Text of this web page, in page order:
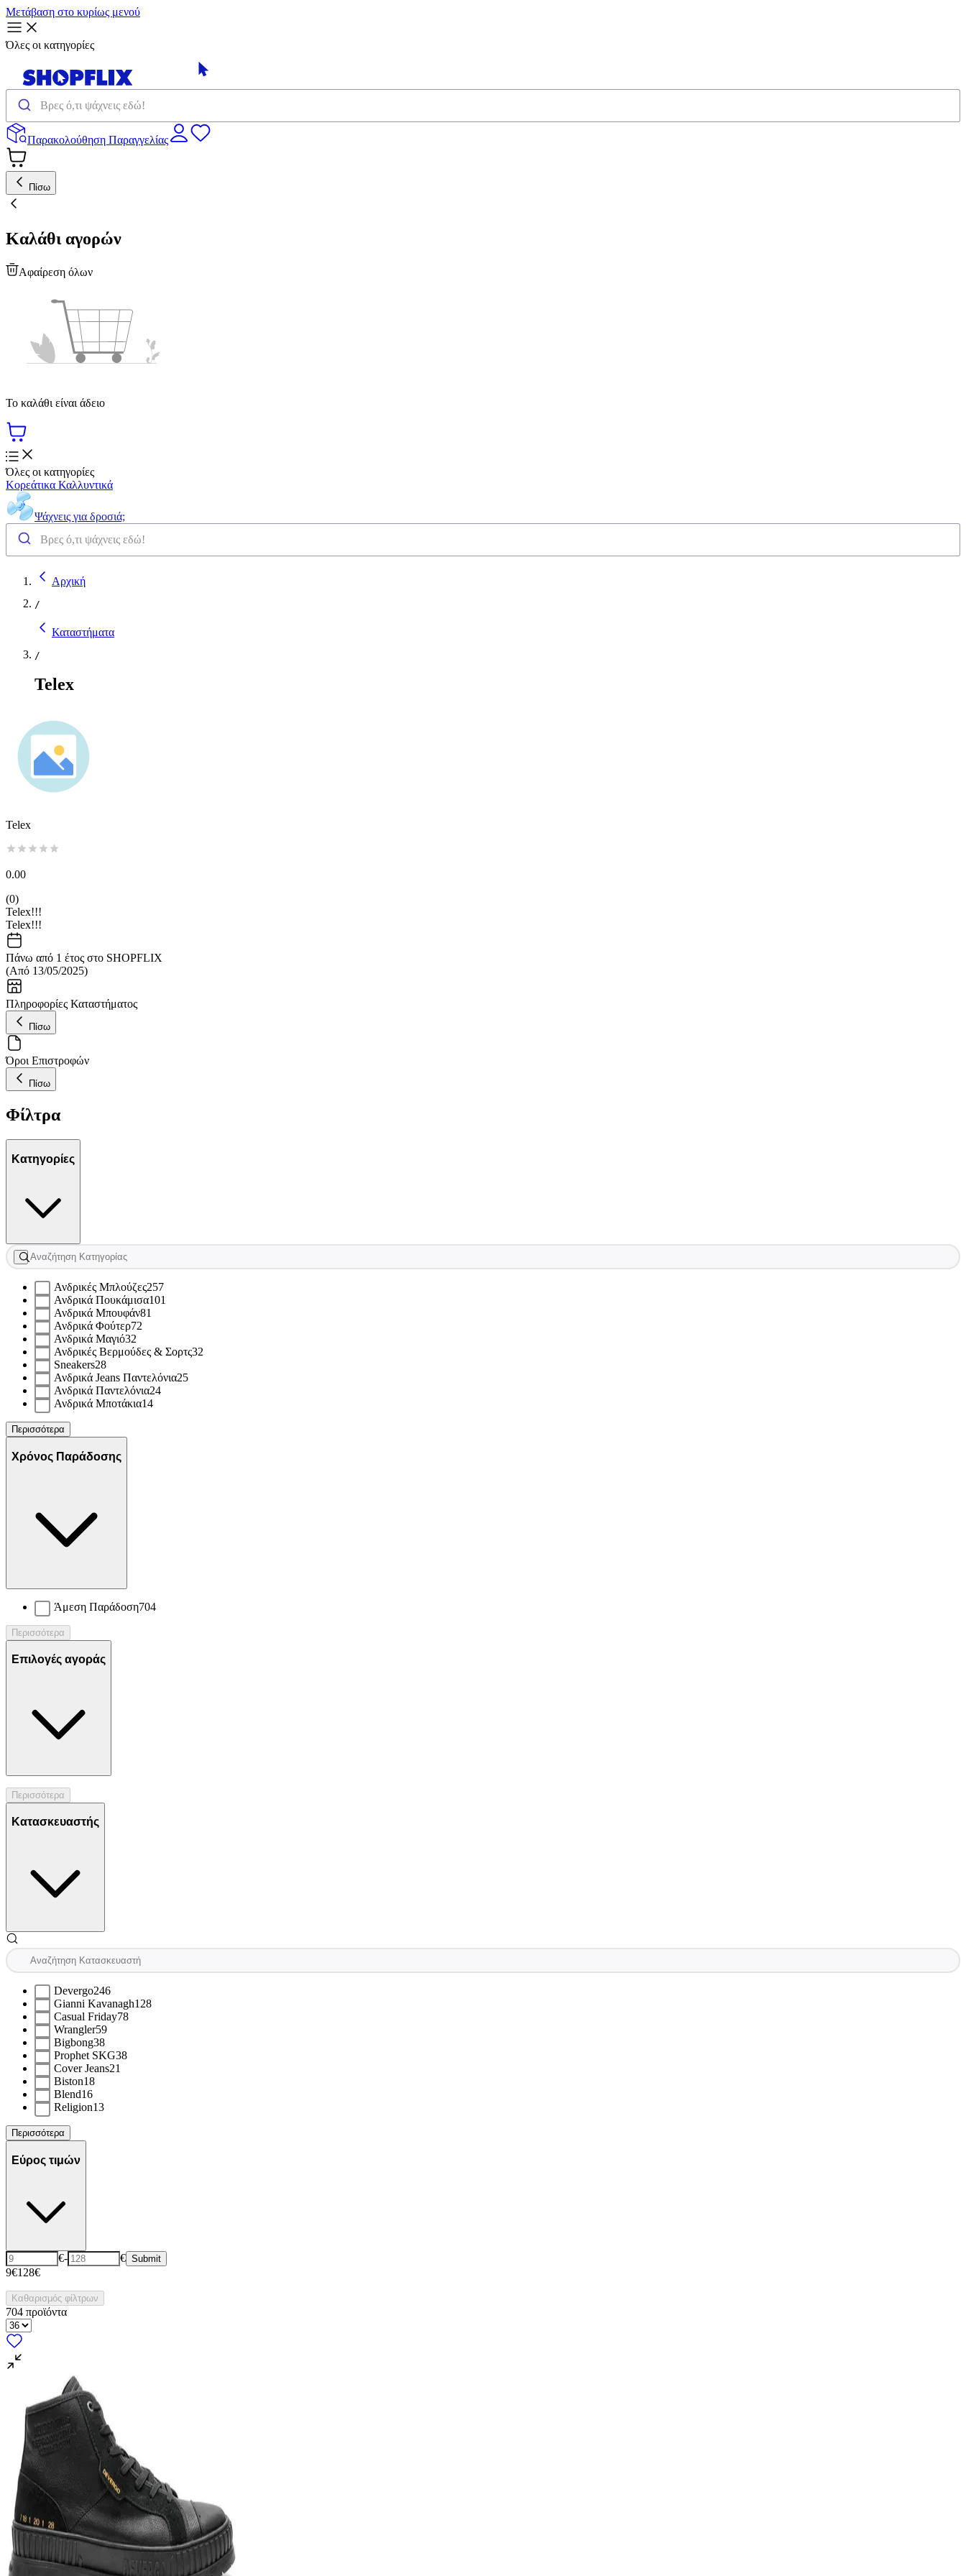
Μετάβαση στο κυρίως μενού
Όλες οι κατηγορίες
Παρακολούθηση Παραγγελίας
Πίσω
Καλάθι αγορών
Αφαίρεση όλων
Το καλάθι είναι άδειο
Όλες οι κατηγορίες
Κορεάτικα Καλλυντικά
Ψάχνεις για δροσιά;
Αρχική
/
Καταστήματα
/
Telex
Telex
0.00
(0)
Telex!!!
Telex!!!
Πάνω από 1 έτος στο SHOPFLIX
(Από 13/05/2025)
Πληροφορίες Καταστήματος
Πίσω
Όροι Επιστροφών
Πίσω
Φίλτρα
Κατηγορίες
Ανδρικές Μπλούζες257
Ανδρικά Πουκάμισα101
Ανδρικά Μπουφάν81
Ανδρικά Φούτερ72
Ανδρικά Μαγιό32
Ανδρικές Βερμούδες & Σορτς32
Sneakers28
Ανδρικά Jeans Παντελόνια25
Ανδρικά Παντελόνια24
Ανδρικά Μποτάκια14
Περισσότερα
Χρόνος Παράδοσης
Άμεση Παράδοση704
Περισσότερα
Επιλογές αγοράς
Περισσότερα
Κατασκευαστής
Devergo246
Gianni Kavanagh128
Casual Friday78
Wrangler59
Bigbong38
Prophet SKG38
Cover Jeans21
Biston18
Blend16
Religion13
Περισσότερα
Εύρος τιμών
€- € Submit
9€128€
Καθαρισμός φίλτρων
704 προϊόντα